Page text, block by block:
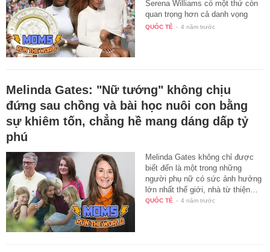
Serena Williams có một thứ còn
quan trọng hơn cả danh vọng
và…
QUỐC TẾ - 4 năm trước
Melinda Gates: "Nữ tướng" không chịu
đứng sau chồng và bài học nuôi con bằng
sự khiêm tốn, chẳng hề mang dáng dấp tỷ
phú
Melinda Gates không chỉ được
biết đến là một trong những
người phụ nữ có sức ảnh hưởng
lớn nhất thế giới, nhà từ thiện…
QUỐC TẾ - 4 năm trước